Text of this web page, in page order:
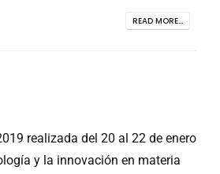
READ MORE...
realizada del 20 al 22 de enero
y la innovación en materia